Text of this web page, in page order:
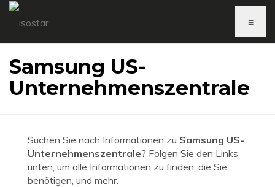
≡
Samsung US-
Unternehmenszentrale
Suchen Sie nach Informationen zu Samsung US-
Unternehmenszentrale? Folgen Sie den Links
unten, um alle Informationen zu finden, die Sie
benötigen, und mehr.